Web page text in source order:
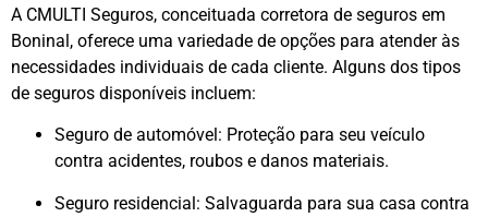
A CMULTI Seguros, conceituada corretora de seguros em
Boninal, oferece uma variedade de opções para atender às
necessidades individuais de cada cliente. Alguns dos tipos
de seguros disponíveis incluem:
Seguro de automóvel: Proteção para seu veículo
contra acidentes, roubos e danos materiais.
Seguro residencial: Salvaguarda para sua casa contra